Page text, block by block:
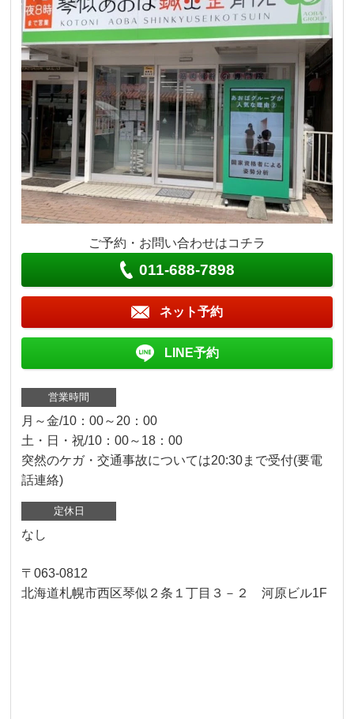
ご予約・お問い合わせはコチラ
011-688-7898
ネット予約
LINE予約
営業時間
月～金/10：00～20：00
土・日・祝/10：00～18：00
突然のケガ・交通事故については20:30まで受付(要電
話連絡)
定休日
なし
〒063-0812
北海道札幌市西区琴似２条１丁目３－２ 河原ビル1F